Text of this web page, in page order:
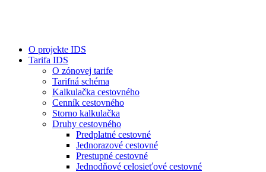
O projekte IDS
Tarifa IDS
O zónovej tarife
Tarifná schéma
Kalkulačka cestovného
Cenník cestovného
Storno kalkulačka
Druhy cestovného
Predplatné cestovné
Jednorazové cestovné
Prestupné cestovné
Jednodňové celosieťové cestovné